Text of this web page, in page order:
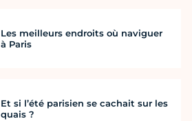
Les meilleurs endroits où naviguer
à Paris
Et si l’été parisien se cachait sur les
quais ?